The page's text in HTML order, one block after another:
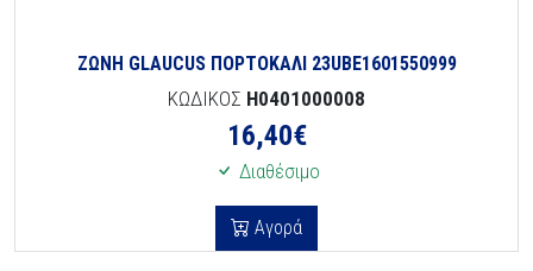
ΖΩΝΗ GLAUCUS ΠΟΡΤΟΚΑΛΙ 23UBE1601550999
ΚΩΔΙΚΟΣ H0401000008
16,40€
Διαθέσιμο
Αγορά